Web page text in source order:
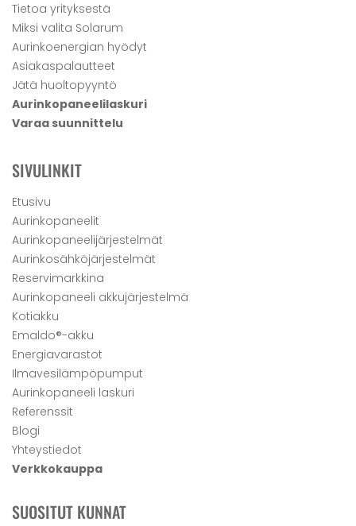
Tietoa yrityksestä
Miksi valita Solarum
Aurinkoenergian hyödyt
Asiakaspalautteet
Jätä huoltopyyntö
Aurinkopaneelilaskuri
Varaa suunnittelu
SIVULINKIT
Etusivu
Aurinkopaneelit
Aurinkopaneelijärjestelmät
Aurinkosähköjärjestelmät
Reservimarkkina
Aurinkopaneeli akkujärjestelmä
Kotiakku
Emaldo®-akku
Energiavarastot
Ilmavesilämpöpumput
Aurinkopaneeli laskuri
Referenssit
Blogi
Yhteystiedot
Verkkokauppa
SUOSITUT KUNNAT